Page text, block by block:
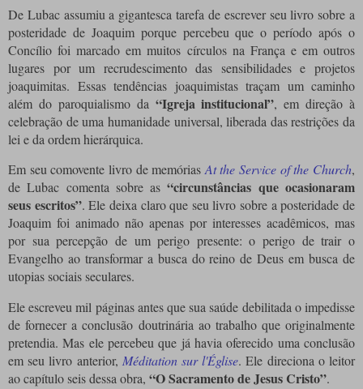
De Lubac assumiu a gigantesca tarefa de escrever seu livro sobre a
posteridade de Joaquim porque percebeu que o período após o
Concílio foi marcado em muitos círculos na França e em outros
lugares por um recrudescimento das sensibilidades e projetos
joaquimitas. Essas tendências joaquimistas traçam um caminho
além do paroquialismo da “Igreja institucional”, em direção à
celebração de uma humanidade universal, liberada das restrições da
lei e da ordem hierárquica.
Em seu comovente livro de memóriasAt the Service of the Church,
de Lubac comenta sobre as“circunstâncias que ocasionaram
seus escritos”.Ele deixa claro que seu livro sobre a posteridade de
Joaquim foi animado não apenas por interesses acadêmicos, mas
por sua percepção de um perigo presente: o perigo de trair o
Evangelho ao transformar a busca do reino de Deus em busca de
utopias sociais seculares.
Ele escreveu mil páginas antes que sua saúde debilitada o impedisse
de fornecer a conclusão doutrinária ao trabalho que originalmente
pretendia.Mas ele percebeu que já havia oferecido uma conclusão
em seu livro anterior, Méditation sur l'Église.Ele direciona o leitor
ao capítulo seis dessa obra, “O Sacramento de Jesus Cristo”.